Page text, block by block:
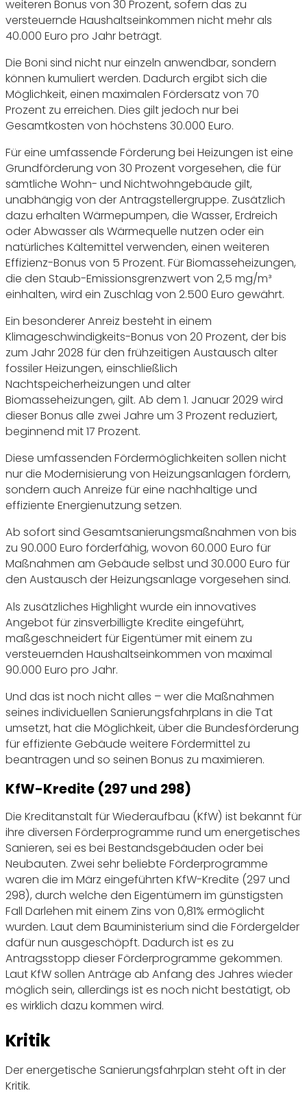
weiteren Bonus von 30 Prozent, sofern das zu
versteuernde Haushaltseinkommen nicht mehr als
40.000 Euro pro Jahr beträgt.
Die Boni sind nicht nur einzeln anwendbar, sondern
können kumuliert werden. Dadurch ergibt sich die
Möglichkeit, einen maximalen Fördersatz von 70
Prozent zu erreichen. Dies gilt jedoch nur bei
Gesamtkosten von höchstens 30.000 Euro.
Für eine umfassende Förderung bei Heizungen ist eine
Grundförderung von 30 Prozent vorgesehen, die für
sämtliche Wohn- und Nichtwohngebäude gilt,
unabhängig von der Antragstellergruppe. Zusätzlich
dazu erhalten Wärmepumpen, die Wasser, Erdreich
oder Abwasser als Wärmequelle nutzen oder ein
natürliches Kältemittel verwenden, einen weiteren
Effizienz-Bonus von 5 Prozent. Für Biomasseheizungen,
die den Staub-Emissionsgrenzwert von 2,5 mg/m³
einhalten, wird ein Zuschlag von 2.500 Euro gewährt.
Ein besonderer Anreiz besteht in einem
Klimageschwindigkeits-Bonus von 20 Prozent, der bis
zum Jahr 2028 für den frühzeitigen Austausch alter
fossiler Heizungen, einschließlich
Nachtspeicherheizungen und alter
Biomasseheizungen, gilt. Ab dem 1. Januar 2029 wird
dieser Bonus alle zwei Jahre um 3 Prozent reduziert,
beginnend mit 17 Prozent.
Diese umfassenden Fördermöglichkeiten sollen nicht
nur die Modernisierung von Heizungsanlagen fördern,
sondern auch Anreize für eine nachhaltige und
effiziente Energienutzung setzen.
Ab sofort sind Gesamtsanierungsmaßnahmen von bis
zu 90.000 Euro förderfähig, wovon 60.000 Euro für
Maßnahmen am Gebäude selbst und 30.000 Euro für
den Austausch der Heizungsanlage vorgesehen sind.
Als zusätzliches Highlight wurde ein innovatives
Angebot für zinsverbilligte Kredite eingeführt,
maßgeschneidert für Eigentümer mit einem zu
versteuernden Haushaltseinkommen von maximal
90.000 Euro pro Jahr.
Und das ist noch nicht alles – wer die Maßnahmen
seines individuellen Sanierungsfahrplans in die Tat
umsetzt, hat die Möglichkeit, über die Bundesförderung
für effiziente Gebäude weitere Fördermittel zu
beantragen und so seinen Bonus zu maximieren.
KfW-Kredite (297 und 298)
Die Kreditanstalt für Wiederaufbau (KfW) ist bekannt für
ihre diversen Förderprogramme rund um energetisches
Sanieren, sei es bei Bestandsgebäuden oder bei
Neubauten. Zwei sehr beliebte Förderprogramme
waren die im März eingeführten KfW-Kredite (297 und
298), durch welche den Eigentümern im günstigsten
Fall Darlehen mit einem Zins von 0,81% ermöglicht
wurden. Laut dem Bauministerium sind die Fördergelder
dafür nun ausgeschöpft. Dadurch ist es zu
Antragsstopp dieser Förderprogramme gekommen.
Laut KfW sollen Anträge ab Anfang des Jahres wieder
möglich sein, allerdings ist es noch nicht bestätigt, ob
es wirklich dazu kommen wird.
Kritik
Der energetische Sanierungsfahrplan steht oft in der
Kritik.